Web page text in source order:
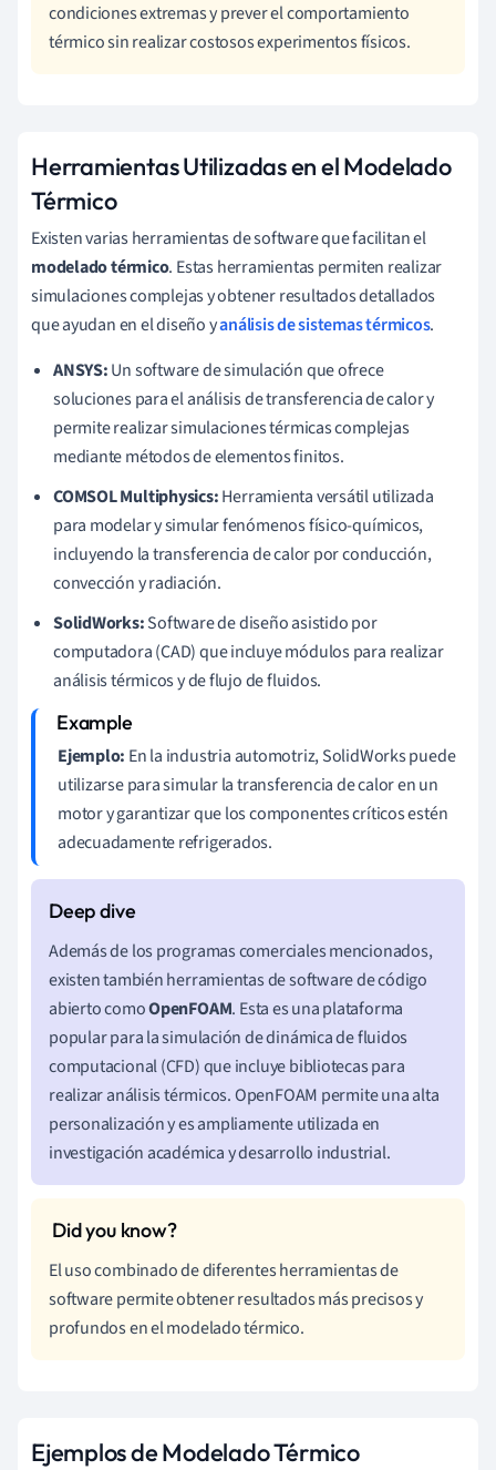
condiciones extremas y prever el comportamiento
térmico sin realizar costosos experimentos físicos.
Herramientas Utilizadas en el Modelado
Térmico
Existen varias herramientas de software que facilitan el
modelado térmico. Estas herramientas permiten realizar
simulaciones complejas y obtener resultados detallados
que ayudan en el diseño yanálisis de sistemas térmicos.
ANSYS:Un software de simulación que ofrece
soluciones para el análisis de transferencia de calor y
permite realizar simulaciones térmicas complejas
mediante métodos de elementos finitos.
COMSOL Multiphysics:Herramienta versátil utilizada
para modelar y simular fenómenos físico-químicos,
incluyendo la transferencia de calor por conducción,
convección y radiación.
SolidWorks:Software de diseño asistido por
computadora (CAD) que incluye módulos para realizar
análisis térmicos y de flujo de fluidos.
Ejemplo: En la industria automotriz, SolidWorks puede
utilizarse para simular la transferencia de calor en un
motor y garantizar que los componentes críticos estén
adecuadamente refrigerados.
Además de los programas comerciales mencionados,
existen también herramientas de software de código
abierto comoOpenFOAM. Esta es una plataforma
popular para la simulación de dinámica de fluidos
computacional (CFD) que incluye bibliotecas para
realizar análisis térmicos. OpenFOAM permite una alta
personalización y es ampliamente utilizada en
investigación académica y desarrollo industrial.
El uso combinado de diferentes herramientas de
software permite obtener resultados más precisos y
profundos en el modelado térmico.
Ejemplos de Modelado Térmico